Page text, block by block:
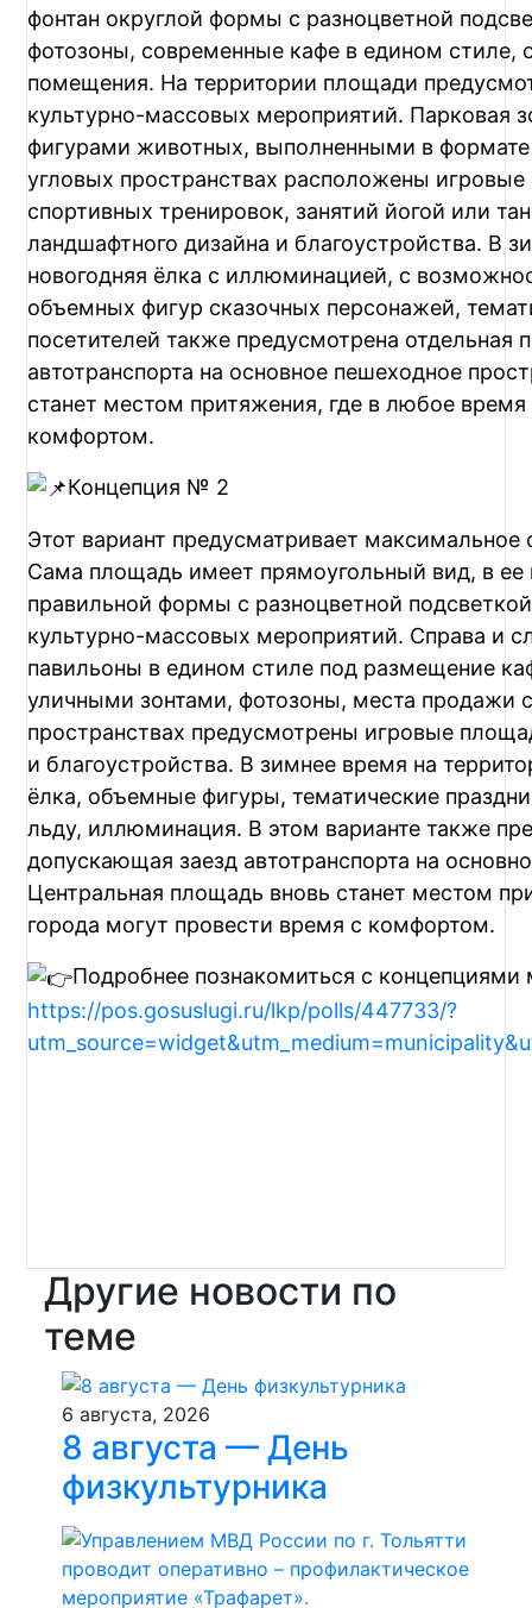
фонтан округлой формы с разноцветной
фотозоны, современные кафе в едином стиле,
помещения. На территории площади
культурно-массовых мероприятий. Парковая
фигурами животных, выполненными в
угловых пространствах расположены
спортивных тренировок, занятий йогой или
ландшафтного дизайна и благоустройства. В
новогодняя ёлка с иллюминацией, с
объемных фигур сказочных персонажей,
посетителей также предусмотрена отдельная
автотранспорта на основное пешеходное
станет местом притяжения, где в любое
комфортом.
Концепция № 2
Этот вариант предусматривает
Сама площадь имеет прямоугольный вид, в
правильной формы с разноцветной
культурно-массовых мероприятий. Справа и
павильоны в едином стиле под размещение
уличными зонтами, фотозоны, места продажи
пространствах предусмотрены игровые
и благоустройства. В зимнее время на
ёлка, объемные фигуры, тематические
льду, иллюминация. В этом варианте также
допускающая заезд автотранспорта на
Центральная площадь вновь станет местом
города могут провести время с комфортом.
Подробнее познакомиться с концепциями
https://pos.gosuslugi.ru/lkp/polls/447733/?
Другие новости по
теме
6 августа, 2026
8 августа — День
физкультурника